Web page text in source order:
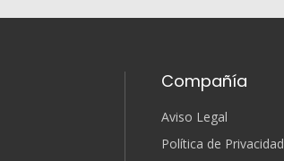
Compañía
Aviso Legal
Política de Privacidad